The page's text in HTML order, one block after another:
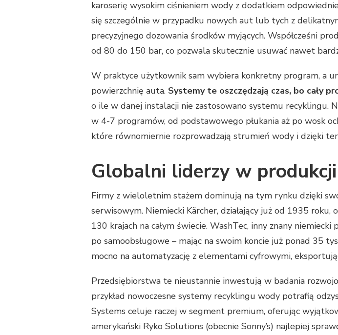
karoserię wysokim ciśnieniem wody z dodatkiem
się szczególnie w przypadku nowych aut lub tych z
precyzyjnego dozowania środków myjących. Współcześni
od 80 do 150 bar, co pozwala skutecznie usuwać nawet
W praktyce użytkownik sam wybiera konkretny program, a
powierzchnię auta. Systemy te oszczędzają czas, bo cały
o ile w danej instalacji nie zastosowano systemu recyklingu.
w 4-7 programów, od podstawowego płukania aż po wosk
które równomiernie rozprowadzają strumień wody i dzięki
Globalni liderzy w
Firmy z wieloletnim stażem dominują na tym rynku dzięki
serwisowym. Niemiecki Kärcher, działający już od 1935
130 krajach na całym świecie. WashTec, inny znany
po samoobsługowe – mając na swoim koncie już ponad 35
mocno na automatyzację z elementami cyfrowymi,
Przedsiębiorstwa te nieustannie inwestują w badania
przykład nowoczesne systemy recyklingu wody potrafią
Systems celuje raczej w segment premium, oferując
amerykański Ryko Solutions (obecnie Sonny’s) najlepiej